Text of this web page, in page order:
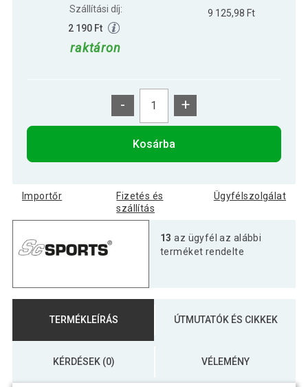
Szállítási díj:
2 190 Ft
raktáron
9 125,98 Ft
- +
Kosárba
Importőr
Fizetés és
szállítás
Ügyfélszolgálat
13 az ügyfél az alábbi
terméket rendelte
TERMÉKLEÍRÁS ÚTMUTATÓK ÉS CIKKEK
KÉRDÉSEK (0) VÉLEMÉNY